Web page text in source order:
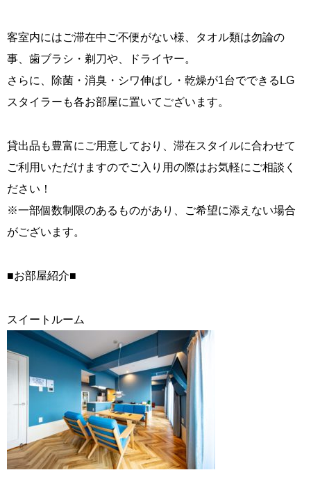
客室内にはご滞在中ご不便がない様、タオル類は勿論の
事、歯ブラシ・剃刀や、ドライヤー。
さらに、除菌・消臭・シワ伸ばし・乾燥が1台でできるLG
スタイラーも各お部屋に置いてございます。
貸出品も豊富にご用意しており、滞在スタイルに合わせて
ご利用いただけますのでご入り用の際はお気軽にご相談く
ださい！
※一部個数制限のあるものがあり、ご希望に添えない場合
がございます。
■お部屋紹介■
スイートルーム